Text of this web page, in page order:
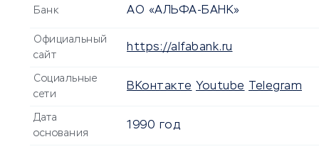
Банк АО «АЛЬФА-БАНК»
Официальный
сайт
https://alfabank.ru
Социальные
сети
ВКонтакте Youtube Telegram
Дата
основания
1990 год